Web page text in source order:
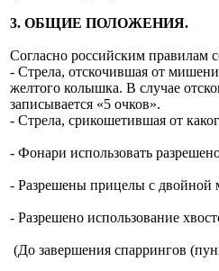
3. ОБЩИЕ ПОЛОЖЕНИЯ.
Согласно российским
- Стрела, отскочившая от
желтого колышка. В случае
записывается «5 очков».
- Стрела, срикошетившая от
- Фонари использовать
- Разрешены прицелы с двойной
- Разрешено использование
(До завершения спаррингов